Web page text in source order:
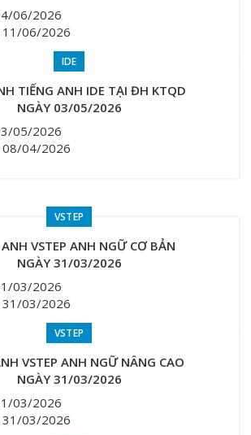
06/2026
11/06/2026
IDE
TIẾNG ANH IDE TẠI ĐH KTQD
NGÀY 03/05/2026
05/2026
08/04/2026
VSTEP
VSTEP ANH NGỮ CƠ BẢN
NGÀY 31/03/2026
03/2026
31/03/2026
VSTEP
VSTEP ANH NGỮ NÂNG CAO
NGÀY 31/03/2026
03/2026
31/03/2026